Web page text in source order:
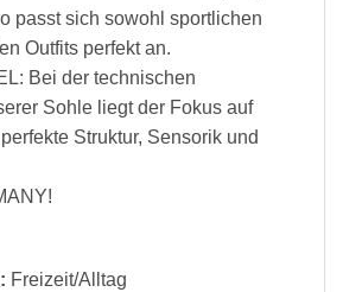
passt sich sowohl sportlichen
Outfits perfekt an.
Bei der technischen
Sohle liegt der Fokus auf
Struktur, Sensorik und
Freizeit/Alltag